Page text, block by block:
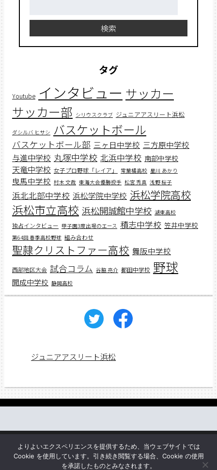
検索
タグ
Youtube インタビュー サッカー
サッカー部 シリウスクラブ ジュニアアスリート浜松
ダシルバ ヒサシ バスケットボール
バスケットボール部 三ヶ日中学校 三方原中学校
与進中学校 丸塚中学校 北浜中学校 南部中学校
天竜中学校 女子プロ野球「レイア」 常葉橘高校 星川 あかり
曳馬中学校 村木 文哉 東海大会優勝投手 松宮 秀真 浅野 桜子
浜北北部中学校 浜松学院中学校 浜松学院高校
浜松市立高校 浜松開誠館中学校 湖東高校
独占インタビュー 甲子園3度出場のエース 積志中学校 笠井中学校
第64回 春季高校野球 組み合わせ
聖隷クリストファー高校 舞阪中学校
西部地区大会 試合コラム 谷脇 亮介 都田中学校 野球
開成中学校 静岡高校
ジュニアアスリート浜松
お問い合わせ
よりよいエクスペリエンスを提供するため、当ウェブサイトでは
Cookie を使用しています。引き続き閲覧する場合、Cookie の使用
を承諾したものとみなされます。